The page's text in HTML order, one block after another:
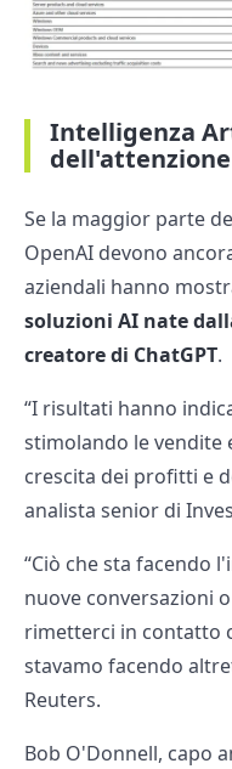
Intelligenza
dell'attenzione
Se la maggior parte
OpenAI devono
aziendali hanno
soluzioni AI nate
creatore di ChatGPT.
“I risultati hanno
stimolando le vendite
crescita dei profitti e
analista senior di
“Ciò che sta facendo
nuove conversazioni
rimetterci in contatto
stavamo facendo
Reuters.
Bob O'Donnell, capo